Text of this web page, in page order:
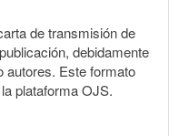
de transmisión de
debidamente
autores. Este formato
plataforma OJS.